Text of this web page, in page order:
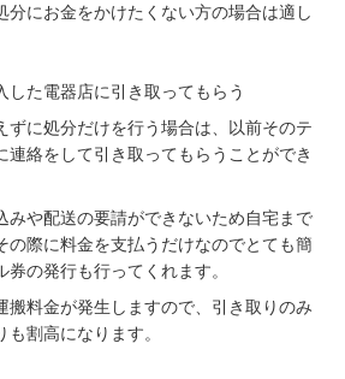
分にお金をかけたくない方の場合は適し
た電器店に引き取ってもらう
ずに処分だけを行う場合は、以前そのテ
連絡をして引き取ってもらうことができ
みや配送の要請ができないため自宅まで
の際に料金を支払うだけなのでとても簡
の発行も行ってくれます。
搬料金が発生しますので、引き取りのみ
も割高になります。